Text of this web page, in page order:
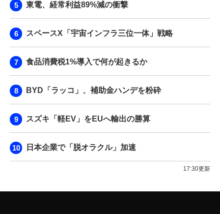
東電、経常利益89%減の衝撃
スペースX「宇宙インフラ三位一体」戦略
食品消費税1%導入で何が起きるか
BYD「ラッコ」、補助金ハンデを粉砕
スズキ「軽EV」をEUへ輸出の勝算
日本企業で「脱オラクル」加速
17:30更新